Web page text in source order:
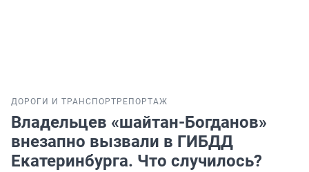
ДОРОГИ И ТРАНСПОРТ РЕПОРТАЖ
Владельцев «шайтан-Богданов»
внезапно вызвали в ГИБДД
Екатеринбурга. Что случилось?